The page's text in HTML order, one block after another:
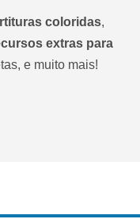
coloridas,
extras para
e muito mais!